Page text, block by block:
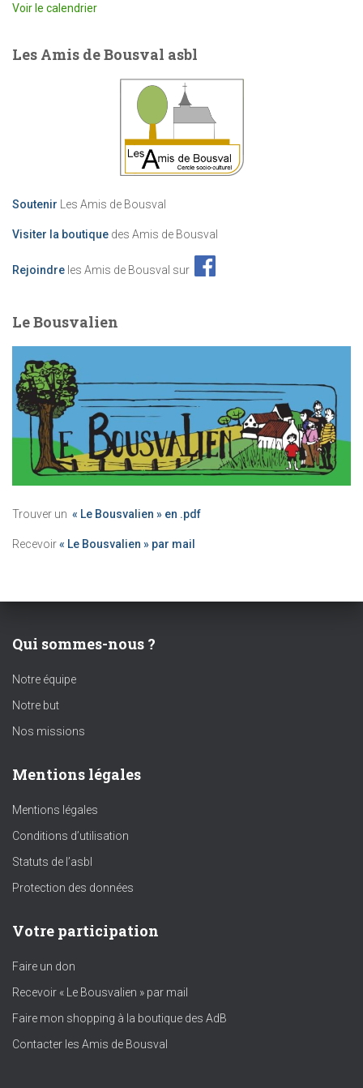
Voir le calendrier
Les Amis de Bousval asbl
Soutenir Les Amis de Bousval
Visiter la boutique des Amis de Bousval
Rejoindre les Amis de Bousval sur
Le Bousvalien
Trouver un « Le Bousvalien » en .pdf
Recevoir« Le Bousvalien » par mail
Qui sommes-nous ?
Notre équipe
Notre but
Nos missions
Mentions légales
Mentions légales
Conditions d’utilisation
Statuts de l’asbl
Protection des données
Votre participation
Faire un don
Recevoir « Le Bousvalien » par mail
Faire mon shopping à la boutique des AdB
Contacter les Amis de Bousval